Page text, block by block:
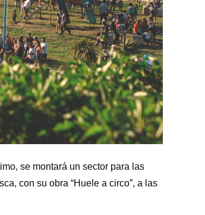
se montará un sector para las
con su obra “Huele a circo”, a las